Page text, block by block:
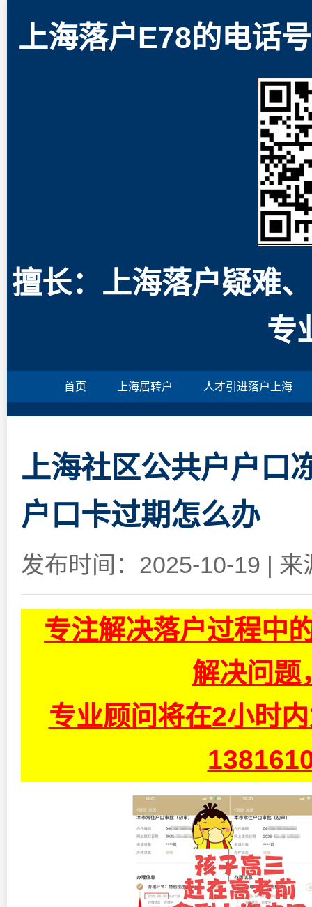
上海落户E78的电话
擅长：上海落户疑难
专
首页 上海居转户 人才引进落户上海
上海社区公共户户口
户口卡过期怎么办
发布时间：2025-10-19 | 来
专注解决落户过程中
解决问题
专业顾问将在2小时